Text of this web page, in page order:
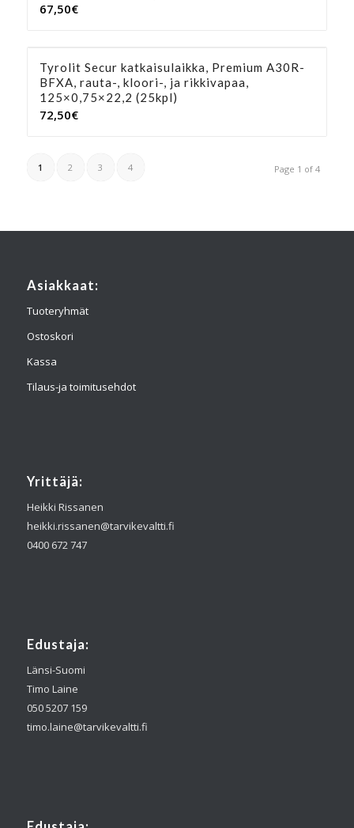
67,50€
Tyrolit Secur katkaisulaikka, Premium A30R-
BFXA, rauta-, kloori-, ja rikkivapaa,
125×0,75×22,2 (25kpl)
72,50€
Page 1 of 4
1 2 3 4
Asiakkaat:
Tuoteryhmät
Ostoskori
Kassa
Tilaus-ja toimitusehdot
Yrittäjä:
Heikki Rissanen
heikki.rissanen@tarvikevaltti.fi
0400 672 747
Edustaja:
Länsi-Suomi
Timo Laine
050 5207 159
timo.laine@tarvikevaltti.fi